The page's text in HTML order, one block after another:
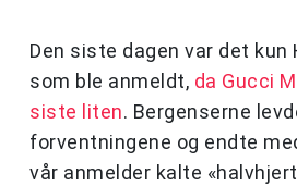
Den siste dagen var det kun
som ble anmeldt, da Gucci
siste liten. Bergenserne
forventningene og endte
vår anmelder kalte